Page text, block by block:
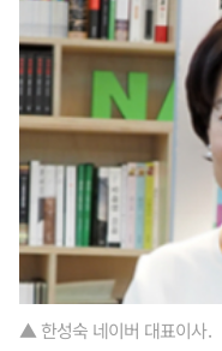
▲ 한성숙 네이버 대표이사.